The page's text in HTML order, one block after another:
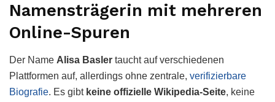
Namensträgerin mit mehreren
Online-Spuren
Der Name Alisa Basler taucht auf verschiedenen
Plattformen auf, allerdings ohne zentrale, verifizierbare
Biografie. Es gibt keine offizielle Wikipedia-Seite, keine